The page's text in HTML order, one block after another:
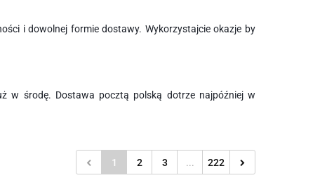
i dowolnej formie dostawy. Wykorzystajcie okazje by
w środę. Dostawa pocztą polską dotrze najpóźniej w
1 2 3 ... 222